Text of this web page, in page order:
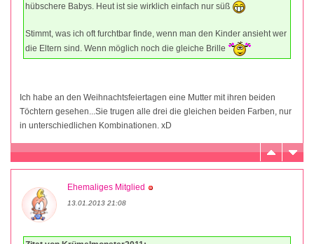
hübschere Babys. Heut ist sie wirklich einfach nur süß
Stimmt, was ich oft furchtbar finde, wenn man den Kinder ansieht wer
die Eltern sind. Wenn möglich noch die gleiche Brille
Ich habe an den Weihnachtsfeiertagen eine Mutter mit ihren beiden
Töchtern gesehen...Sie trugen alle drei die gleichen beiden Farben, nur
in unterschiedlichen Kombinationen. xD
Ehemaliges Mitglied
13.01.2013 21:08